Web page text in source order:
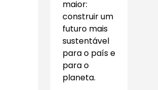
maior:
construir um
futuro mais
sustentável
para o país e
para o
planeta.